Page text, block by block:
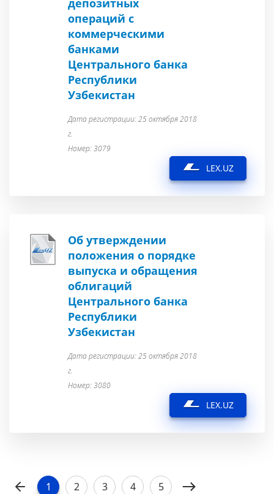
депозитных
операций с
коммерческими
банками
Центрального банка
Республики
Узбекистан
Дата регистрации: 25 октября 2018
г.
Номер: 3079
LEX.UZ
Об утверждении
положения о порядке
выпуска и обращения
облигаций
Центрального банка
Республики
Узбекистан
Дата регистрации: 25 октября 2018
г.
Номер: 3080
LEX.UZ
1 2 3 4 5